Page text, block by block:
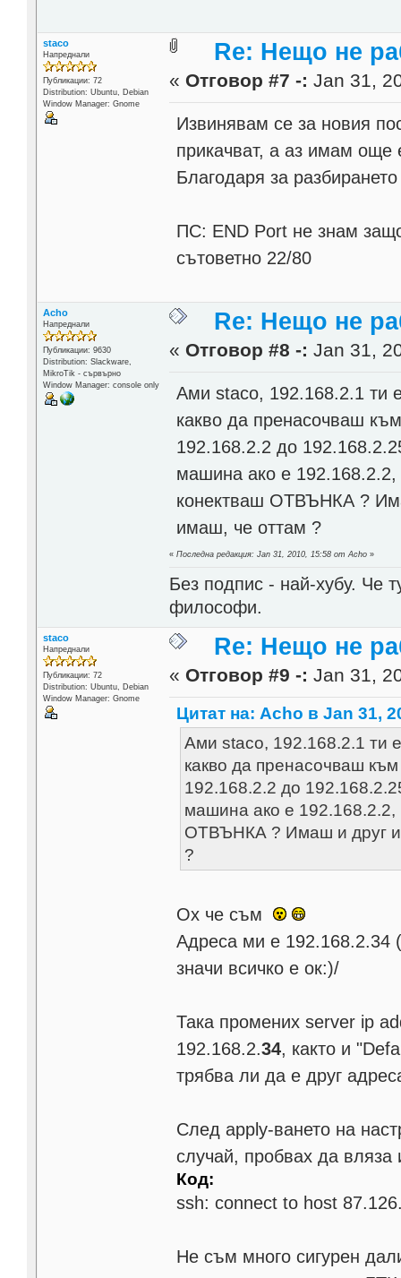
staco
Напреднали
Публикации: 72
Distribution: Ubuntu, Debian
Window Manager: Gnome
Re: Нещо не
« Отговор #7 -: Jan 31,
Извинявам се за новия
прикачват, а аз имам още
Благодаря за разбирането
ПС: END Port не знам
сътоветно 22/80
Acho
Напреднали
Публикации: 9630
Distribution: Slackware,
MikroTik - сървърно
Window Manager: console only
Re: Нещо не
« Отговор #8 -: Jan 31,
Ами staco, 192.168.2.1 ти
какво да пренасочваш
192.168.2.2 до
машина ако е
конектваш ОТВЪНКА ?
имаш, че оттам ?
«Последна редакция: Jan 31, 2010, 15:58 от Acho »
Без подпис - най-хубу. Че
философи.
staco
Напреднали
Публикации: 72
Distribution: Ubuntu, Debian
Window Manager: Gnome
Re: Нещо не
« Отговор #9 -: Jan 31,
Цитат на: Acho в Jan 31,
Ами staco, 192.168.2.1 ти
какво да пренасочваш
192.168.2.2 до
машина ако е 192.168.2.2,
ОТВЪНКА ? Имаш и друг
?
Ох че съм
Адреса ми е 192.168.2.34
значи всичко е ок:)/
Така промених server ip
192.168.2.34, както и
трябва ли да е друг
След apply-ването на
случай, пробвах да
Код:
ssh: connect to host
Не съм много сигурен